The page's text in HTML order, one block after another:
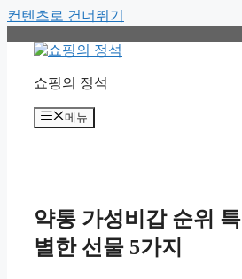
컨텐츠로 건너뛰기
쇼핑의 정석
메뉴
약통 가성비갑 순위 특
별한 선물 5가지